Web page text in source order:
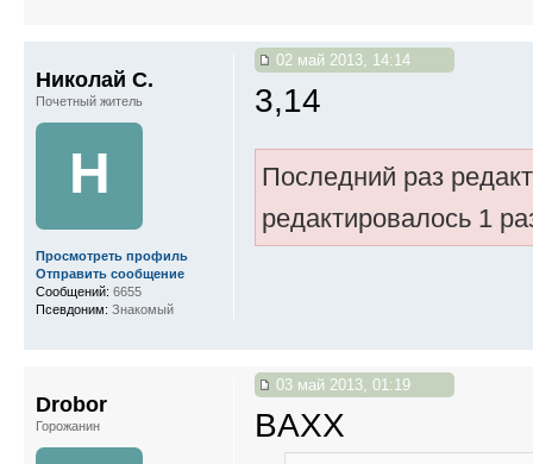
02 май 2013, 14:14
3,14
Последний раз
редактировалось 1
Николай С.
Почетный житель
Н
Просмотреть профиль
Отправить сообщение
Сообщений: 6655
Псевдоним: Знакомый
03 май 2013, 01:19
BAXX
Drobor
Горожанин